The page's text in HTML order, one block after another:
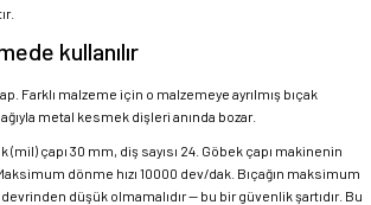
kullanılır
Farklı malzeme için o malzemeye ayrılmış bıçak
metal kesmek dişleri anında bozar.
(mil) çapı 30 mm, diş sayısı 24. Göbek çapı makinenin
dönme hızı 10000 dev/dak. Bıçağın maksimum
düşük olmamalıdır — bu bir güvenlik şartıdır. Bu